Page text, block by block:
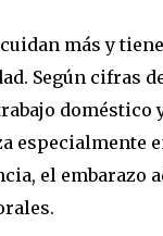
más y
Según cifras
doméstico
especialmente
el embarazo